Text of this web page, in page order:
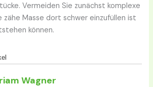
Vermeiden Sie zunächst komplexe
zähe Masse dort schwer einzufüllen ist
können.
Wagner